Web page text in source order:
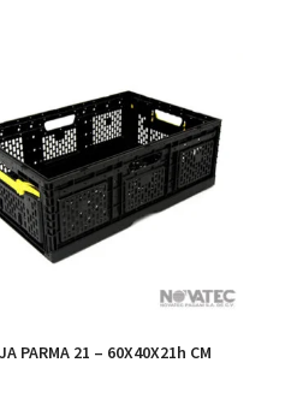
PARMA 21 – 60X40X21h CM